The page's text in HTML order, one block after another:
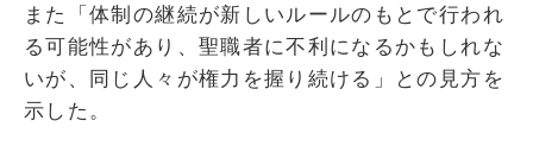
また「体制の継続が新しいルールのもとで行われ
る可能性があり、聖職者に不利になるかもしれな
いが、同じ人々が権力を握り続ける」との見方を
示した。